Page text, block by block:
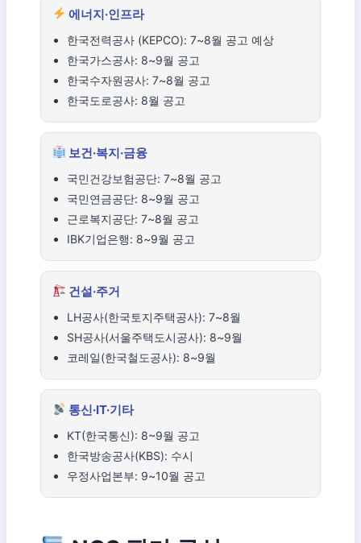
에너지·인프라
한국전력공사 (KEPCO): 7~8월 공고 예상
한국가스공사: 8~9월 공고
한국수자원공사: 7~8월 공고
한국도로공사: 8월 공고
보건·복지·금융
국민건강보험공단: 7~8월 공고
국민연금공단: 8~9월 공고
근로복지공단: 7~8월 공고
IBK기업은행: 8~9월 공고
건설·주거
LH공사(한국토지주택공사): 7~8월
SH공사(서울주택도시공사): 8~9월
코레일(한국철도공사): 8~9월
통신·IT·기타
KT(한국통신): 8~9월 공고
한국방송공사(KBS): 수시
우정사업본부: 9~10월 공고